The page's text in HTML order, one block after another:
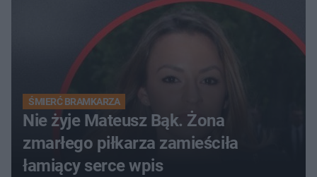
ŚMIERĆ BRAMKARZA
Nie żyje Mateusz Bąk. Żona
zmarłego piłkarza zamieściła
łamiący serce wpis